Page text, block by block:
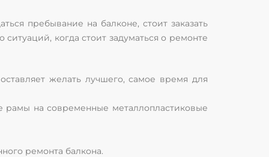
пребывание на балконе, стоит заказать
когда стоит задуматься о ремонте
желать лучшего, самое время для
рамы на современные металлопластиковые
ремонта балкона.